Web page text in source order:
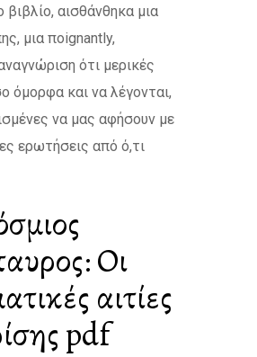
αισθάνθηκα μια
μια ποignantly,
ότι μερικές
όμορφα και να λέγονται,
να μας αφήσουν με
ερωτήσεις από ό,τι
Οι
αιτίες
pdf